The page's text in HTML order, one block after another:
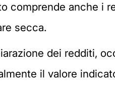
comprende anche i
secca.
dei redditi,
il valore